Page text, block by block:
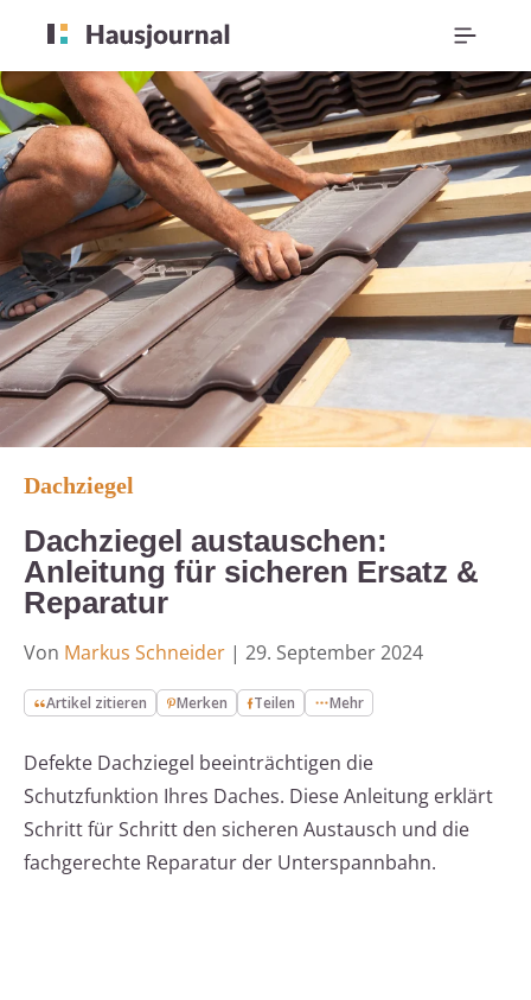
Dachziegel
Dachziegel austauschen:
Anleitung für sicheren Ersatz &
Reparatur
Von Markus Schneider | 29. September 2024
Artikel zitieren Merken Teilen Mehr
Defekte Dachziegel beeinträchtigen die
Schutzfunktion Ihres Daches. Diese Anleitung erklärt
Schritt für Schritt den sicheren Austausch und die
fachgerechte Reparatur der Unterspannbahn.